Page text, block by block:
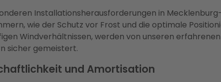
Installationsherausforderungen in
wie der Schutz vor Frost und die optimale
Windverhältnissen, werden von unseren erfahrenen
sicher gemeistert.
und Amortisation